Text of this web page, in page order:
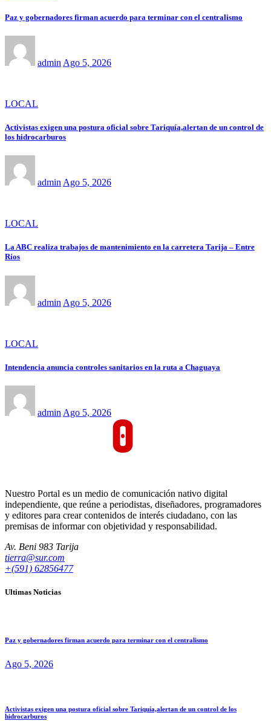
Paz y gobernadores firman acuerdo para terminar con el centralismo
admin Ago 5, 2026
LOCAL
Activistas exigen una postura oficial sobre Tariquía,alertan de un control de
los hidrocarburos
admin Ago 5, 2026
LOCAL
La ABC realiza trabajos de mantenimiento en la carretera Tarija – Entre
Ríos
admin Ago 5, 2026
LOCAL
Intendencia anuncia controles sanitarios en la ruta a Chaguaya
admin Ago 5, 2026
Nuestro Portal es un medio de comunicación nativo digital
independiente, que reúne a periodistas, diseñadores, programadores
y editores para crear contenidos de interés ciudadano, con las
premisas de informar con objetividad y responsabilidad.
Av. Beni 983 Tarija
tierra@sur.com
+(591) 62856477
Ultimas Noticias
Paz y gobernadores firman acuerdo para terminar con el centralismo
Ago 5, 2026
Activistas exigen una postura oficial sobre Tariquía,alertan de un control de los
hidrocarburos